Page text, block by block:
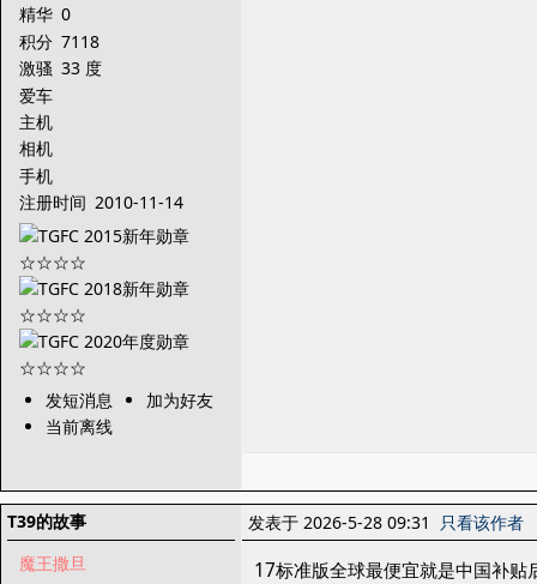
精华 0
积分 7118
激骚 33 度
爱车
主机
相机
手机
注册时间 2010-11-14
发短消息
加为好友
当前离线
T39的故事
魔王撒旦
发表于 2026-5-28 09:31 只看该作者
17标准版全球最便宜就是中国补